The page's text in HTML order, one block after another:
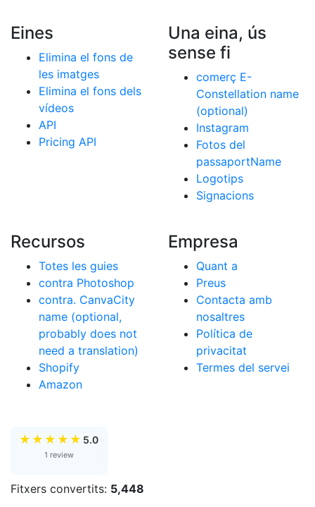
Eines
Elimina el fons de
les imatges
Elimina el fons dels
vídeos
API
Pricing API
Una eina, ús
sense fi
comerç E-
Constellation name
(optional)
Instagram
Fotos del
passaportName
Logotips
Signacions
Recursos
Totes les guies
contra Photoshop
contra. CanvaCity
name (optional,
probably does not
need a translation)
Shopify
Amazon
Empresa
Quant a
Preus
Contacta amb
nosaltres
Política de
privacitat
Termes del servei
★ ★ ★ ★ ★ 5.0
1 review
Fitxers convertits: 5,448